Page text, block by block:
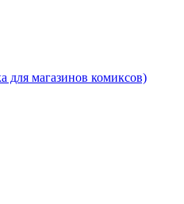
магазинов комиксов)